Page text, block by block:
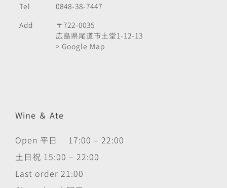
Tel
0848-38-7447
Add
〒722-0035
広島県尾道市土堂1-12-13
> Google Map
Wine ＆ Ate
Open 平日 17:00 – 22:00
土日祝 15:00 – 22:00
Last order 21:00